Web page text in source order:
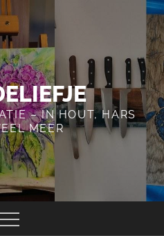
– IN HOUT, HARS
MEER